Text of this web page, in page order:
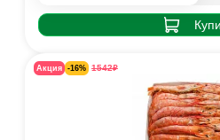
Акция -16% 1542₽